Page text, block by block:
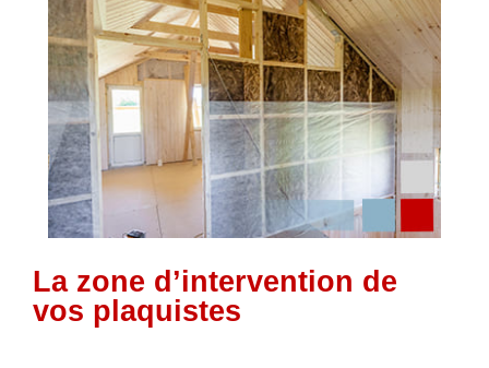
La zone d’intervention de
vos plaquistes